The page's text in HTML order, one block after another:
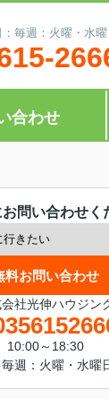
毎週：火曜・水曜
合わせ
問い合わせく
料お問い合わせ
社光伸ハウジン
10:00～18:30
毎週：火曜・水曜